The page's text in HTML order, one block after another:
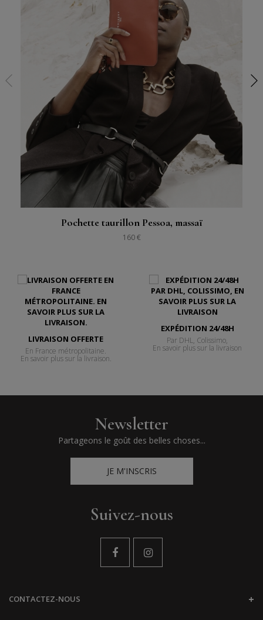
Pochette taurillon Pessoa, massaï
160 €
LIVRAISON OFFERTE
En France métropolitaine.
En savoir plus sur la livraison.
EXPÉDITION 24/48H
Par DHL, Colissimo,
En savoir plus sur la livraison
Newsletter
Partageons le goût des belles choses...
JE M'INSCRIS
Suivez-nous
CONTACTEZ-NOUS